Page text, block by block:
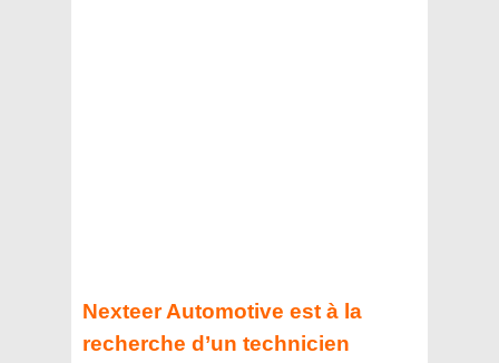
Nexteer Automotive est à la
recherche d’un technicien